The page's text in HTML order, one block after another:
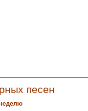
песен